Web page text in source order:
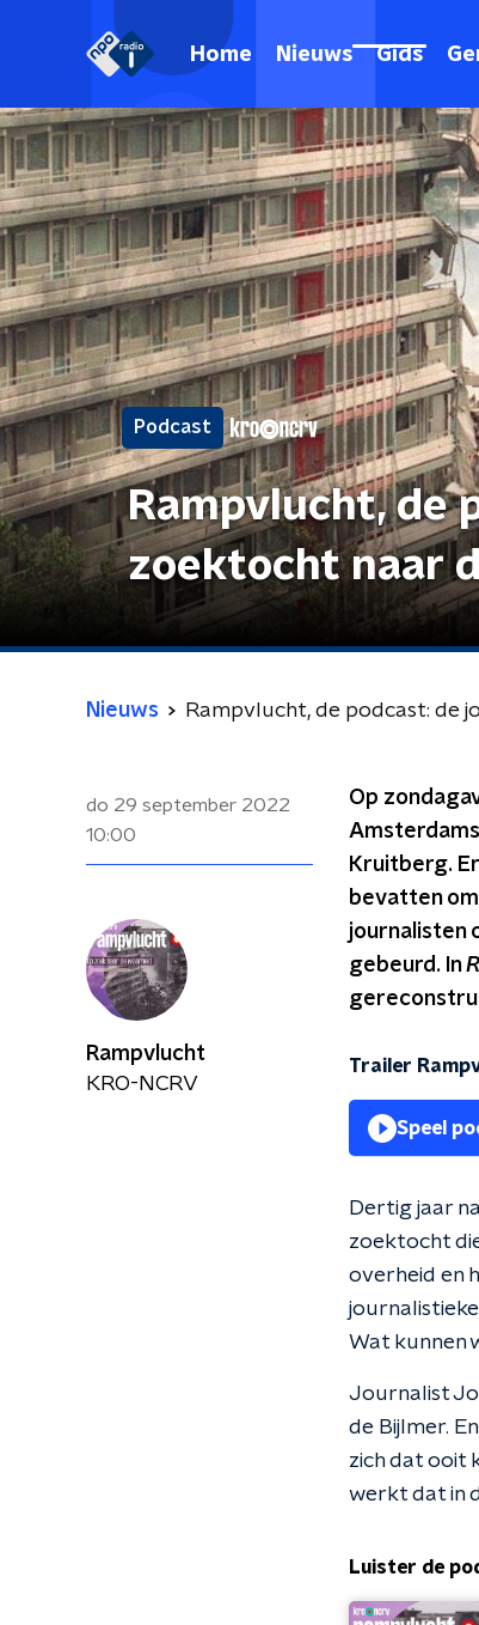
Home Nieuws Gids
Podcast
Rampvlucht, de
zoektocht naar
Nieuws Rampvlucht, de podcast: de
do 29 september 2022
10:00
Op
Kruitberg.
bevatten
journalisten
gebeurd. In
Trailer
Speel
Dertig jaar
zoektocht
overheid en
Wat kunnen
Journalist
de Bijlmer.
zich dat ooit
werkt dat in
Luister de
Rampvlucht
KRO-NCRV